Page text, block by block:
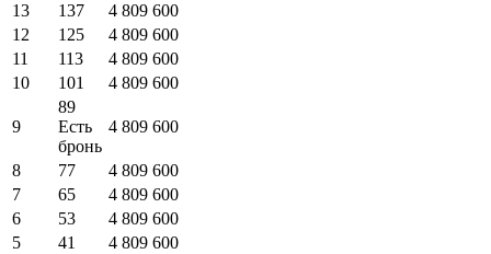
13
137
4 809 600
12
125
4 809 600
11
113
4 809 600
10
101 4 809 600
9
89
Есть
бронь
4 809 600
8 77
4 809 600
7
65
4 809 600
6
53
4 809 600
5
41
4 809 600